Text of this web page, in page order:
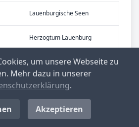
Lauenburgische Seen
Herzogtum Lauenburg
Schleswig-Holstein
um unsere Webseite zu
Mehr dazu in unserer
.
Akzeptieren